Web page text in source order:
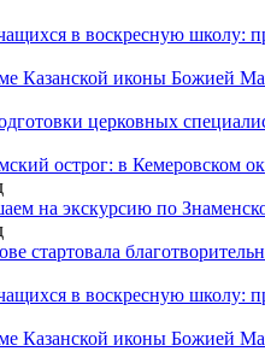
в воскресную школу:
Казанской иконы Божией
церковных
острог: в Кемеровском
на экскурсию по
стартовала
в воскресную школу:
Казанской иконы Божией